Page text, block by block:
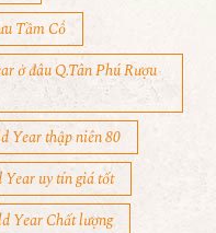
Tầm Cổ
ở đâu Q.Tân Phú Rượu
Year thập niên 80
uy tín giá tốt
Year Chất lượng